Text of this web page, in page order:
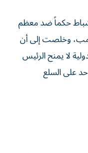
في ​20 فبراير/شباط حكماً ضد معظم
وخلصت إلى أن
لا يمنح الرئيس
على السلع